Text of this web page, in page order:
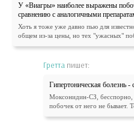
У «Виагры» наиболее выражены
сравнению с аналогичными
Хоть я тоже уже давно пью для
общем из-за цены, но тех "ужасных"
Гретта пишет:
Гипертоническая болезнь
Моксонидин-СЗ, бесспорно,
побочек от него не бывает.